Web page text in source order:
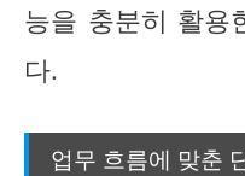
능을 충분히 활용
다.
업무 흐름에 맞춘